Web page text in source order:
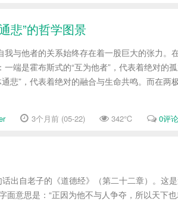
悲”的哲学图景
与他者的关系始终存在着一股巨大的张力。
端是霍布斯式的“互为他者”，代表着绝对的
悲”，代表着绝对的融合与生命共鸣。而在两
3个月前 (05-22) 342℃ 0评论
出自老子的《道德经》（第二十二章）。这
面意思是：“正因为他不与人争夺，所以天下